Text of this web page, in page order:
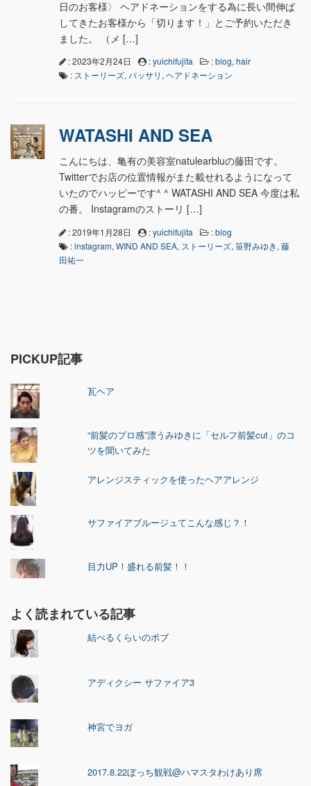
日のお客様〉 ヘアドネーションをする為に長い間伸ば
してきたお客様から「切ります！」とご予約いただき
ました。 （メ […]
: 2023年2月24日 :yuichifujita :blog, hair
: ストーリーズ, バッサリ , ヘアドネーション
WATASHI AND SEA
こんにちは、亀有の美容室natulearbluの藤田です。
Twitterでお店の位置情報がまた載せれるようになって
いたのでハッピーです^ ^ WATASHI AND SEA 今度は私
の番。 Instagramのストーリ […]
: 2019年1月28日 :yuichifujita :blog
:instagram, WIND AND SEA, ストーリーズ, 笹野みゆき, 藤
田祐一
PICKUP記事
瓦ヘア
“前髪のプロ感”漂うみゆきに「セルフ前髪cut」のコ
ツを聞いてみた
アレンジスティックを使ったヘアアレンジ
サファイアブルージュてこんな感じ？！
目力UP！盛れる前髪！！
よく読まれている記事
結べるくらいのボブ
アディクシー サファイア3
神宮でヨガ
2017.8.22ぼっち観戦@ハマスタわけあり席